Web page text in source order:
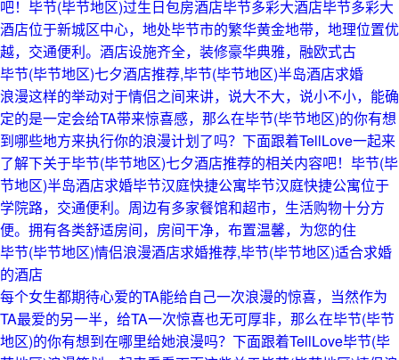
吧！毕节(毕节地区)过生日包房酒店毕节多彩大酒店毕节多彩大
酒店位于新城区中心，地处毕节市的繁华黄金地带，地理位置优
越，交通便利。酒店设施齐全，装修豪华典雅，融欧式古
毕节(毕节地区)七夕酒店推荐,毕节(毕节地区)半岛酒店求婚
浪漫这样的举动对于情侣之间来讲，说大不大，说小不小，能确
定的是一定会给TA带来惊喜感，那么在毕节(毕节地区)的你有想
到哪些地方来执行你的浪漫计划了吗？下面跟着TellLove一起来
了解下关于毕节(毕节地区)七夕酒店推荐的相关内容吧！毕节(毕
节地区)半岛酒店求婚毕节汉庭快捷公寓毕节汉庭快捷公寓位于
学院路，交通便利。周边有多家餐馆和超市，生活购物十分方
便。拥有各类舒适房间，房间干净，布置温馨，为您的住
毕节(毕节地区)情侣浪漫酒店求婚推荐,毕节(毕节地区)适合求婚
的酒店
每个女生都期待心爱的TA能给自己一次浪漫的惊喜，当然作为
TA最爱的另一半，给TA一次惊喜也无可厚非，那么在毕节(毕节
地区)的你有想到在哪里给她浪漫吗？下面跟着TellLove毕节(毕